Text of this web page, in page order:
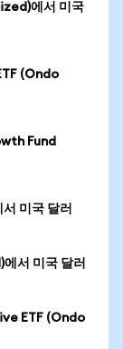
에서 미국
(Ondo
Fund
미국 달러
서 미국 달러
ETF (Ondo